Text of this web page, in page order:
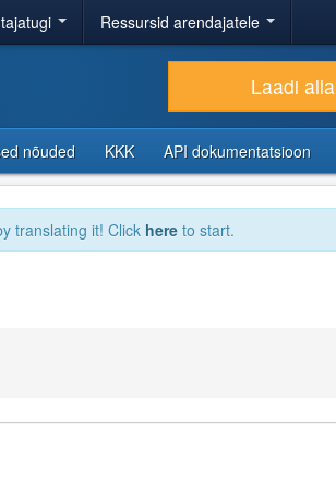
Ressursid arendajatele
Laadi alla
nõuded KKK API dokumentatsioon
translating it! Click here to start.